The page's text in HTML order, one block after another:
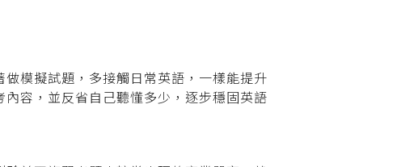
模擬試題，多接觸日常英語，一樣能提升
容，並反省自己聽懂多少，逐步穩固英語